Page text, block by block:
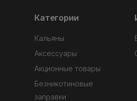
Категории
Кальяны
Аксессуары
Акционные товары
Безникотиновые
заправки